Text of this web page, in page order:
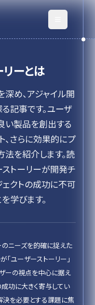
ーとは
め、アジャイル開
記事です。ユーザ
い製品を創出する
さらに効果的にプ
を紹介します。読
トーリーが開発チ
クトの成功に不可
学びます。
のニーズを的確に捉えた
ユーザーストーリー」
ザーの視点を中心に据え
功に大きく寄与してい
決を必要とする課題に焦